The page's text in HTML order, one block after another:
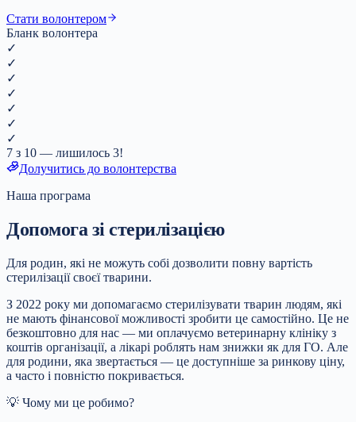
Стати волонтером
Бланк волонтера
✓
✓
✓
✓
✓
✓
✓
7 з 10 — лишилось 3!
Долучитись до волонтерства
Наша програма
Допомога зі стерилізацією
Для родин, які не можуть собі дозволити повну вартість
стерилізації своєї тварини.
З 2022 року ми допомагаємо стерилізувати тварин людям, які
не мають фінансової можливості зробити це самостійно. Це не
безкоштовно для нас — ми оплачуємо ветеринарну клініку з
коштів організації, а лікарі роблять нам знижки як для ГО. Але
для родини, яка звертається — це доступніше за ринкову ціну,
а часто і повністю покривається.
💡 Чому ми це робимо?